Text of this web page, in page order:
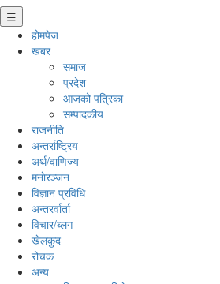
☰
होमपेज
खबर
समाज
प्रदेश
आजको पत्रिका
सम्पादकीय
राजनीति
अन्तर्राष्ट्रिय
अर्थ/वाणिज्य
मनाेरञ्जन
विज्ञान प्रविधि
अन्तरर्वार्ता
विचार/ब्लग
खेलकुद
रोचक
अन्य